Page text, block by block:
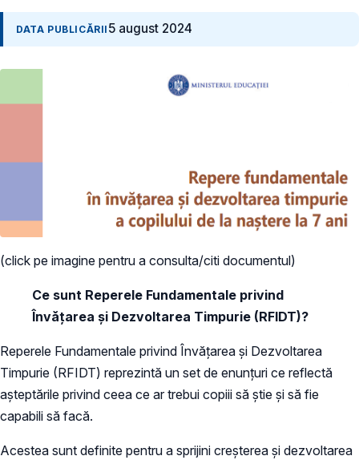
DATA PUBLICĂRII 5 august 2024
(click pe imagine pentru a consulta/citi documentul)
Ce sunt Reperele Fundamentale privind
Învățarea și Dezvoltarea Timpurie (RFIDT)?
Reperele Fundamentale privind Învățarea și Dezvoltarea
Timpurie (RFIDT) reprezintă un set de enunțuri ce reflectă
așteptările privind ceea ce ar trebui copiii să știe și să fie
capabili să facă.
Acestea sunt definite pentru a sprijini creșterea și dezvoltarea